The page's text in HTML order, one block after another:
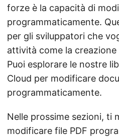
forze è la capacità di
programmaticamente.
per gli sviluppatori che
attività come la creazione
Puoi esplorare le nostre
Cloud per modificare
programmaticamente.
Nelle prossime sezioni, ti
modificare file PDF